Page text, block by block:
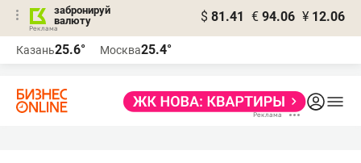
забронируй
валюту
$ 81.41 € 94.06 ¥ 12.06
Казань25.6° Москва25.4°